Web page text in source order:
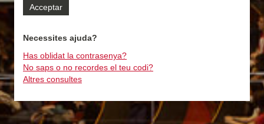
Necessites ajuda?
Has oblidat la contrasenya?
No saps o no recordes el teu codi?
Altres consultes